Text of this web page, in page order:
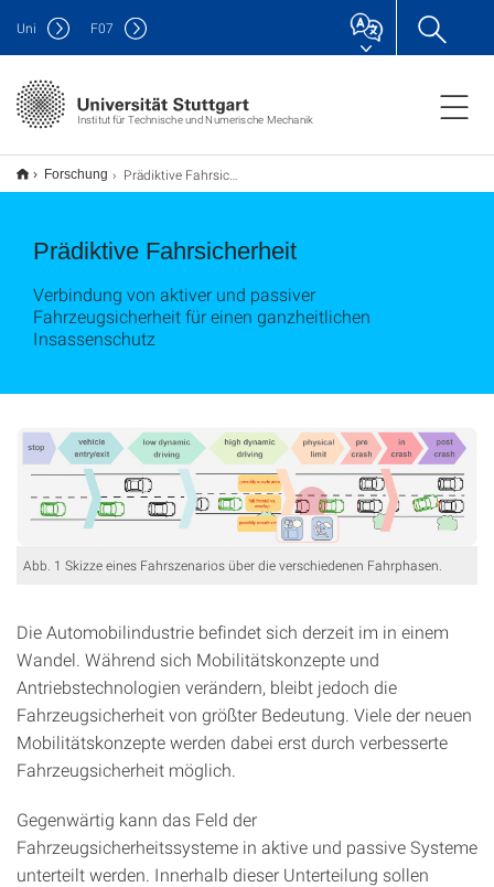
Institut für Technische und Numerische Mechanik
Uni F07
Forschung Prädiktive Fahrsicherheit
Prädiktive Fahrsicherheit
Verbindung von aktiver und passiver
Fahrzeugsicherheit für einen ganzheitlichen
Insassenschutz
Abb. 1 Skizze eines Fahrszenarios über die verschiedenen Fahrphasen.
Die Automobilindustrie befindet sich derzeit im in einem
Wandel. Während sich Mobilitätskonzepte und
Antriebstechnologien verändern, bleibt jedoch die
Fahrzeugsicherheit von größter Bedeutung. Viele der neuen
Mobilitätskonzepte werden dabei erst durch verbesserte
Fahrzeugsicherheit möglich.
Gegenwärtig kann das Feld der
Fahrzeugsicherheitssysteme in aktive und passive Systeme
unterteilt werden. Innerhalb dieser Unterteilung sollen